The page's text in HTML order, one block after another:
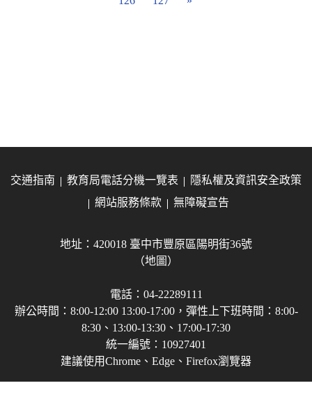
交通指南 教育局電話分機一覽表
隱私權及資訊安全政策
網站服務條款
無障礙宣告
地址：420018 臺中市豐原區陽明街36號
（地圖）
電話：04-22289111
辦公時間：8:00-12:00 13:00-17:00，彈性上下班時間：8:00-
8:30、13:00-13:30、17:00-17:30
統一編號：10927401
建議使用Chrome、Edge、Firefox瀏覽器